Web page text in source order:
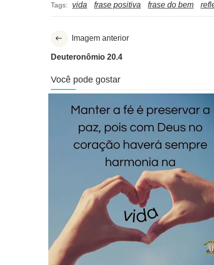
Tags: vida frase positiva frase do bem
Imagem anterior
Deuteronômio 20.4
Você pode gostar